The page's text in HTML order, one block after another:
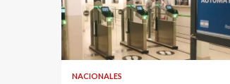
NACIONALES